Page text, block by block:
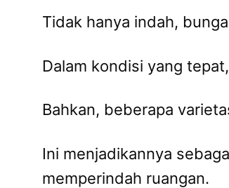
Tidak hanya indah,
Dalam kondisi yang
Bahkan, beberapa
Ini menjadikannya
memperindah ruangan.